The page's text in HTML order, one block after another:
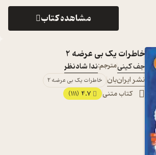
مشاهده کتاب
خاطرات یک بی عرضه 2
جف کینیمترجم:ندا شادنظر
نشر ایران‌بان خاطرات یک بی عرضه 2
کتاب متنی 4.7
(111)